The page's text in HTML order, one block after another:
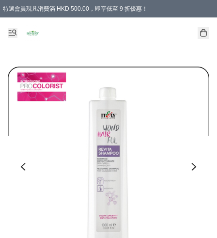
特選會員現凡消費滿 HKD 500.00，即享低至 9 折優惠！